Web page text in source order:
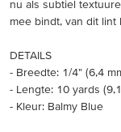
nu als subtiel
mee bindt, van dit
DETAILS
- Breedte: 1/4" (6,4
- Lengte: 10 yards
- Kleur: Balmy Blue